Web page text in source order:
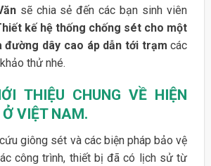
sẽ chia sẻ đến các bạn sinh viên
kế hệ thống chống sét cho một
đường dây cao áp dẫn tới trạmcác
thử nhé.
THIỆU CHUNG VỀ HIỆN
VIỆT NAM.
giông sét và các biện pháp bảo vệ
công trình, thiết bị đã có lịch sử từ